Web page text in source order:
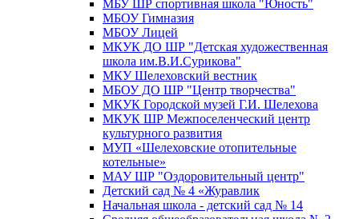
МБУ ШР спортивная школа "Юность"
МБОУ Гимназия
МБОУ Лицей
МКУК ДО ШР "Детская художественная
школа им.В.И.Сурикова"
МКУ Шелеховский вестник
МБОУ ДО ШР "Центр творчества"
МКУК Городской музей Г.И. Шелехова
МКУК ШР Межпоселенческий центр
культурного развития
МУП «Шелеховские отопительные
котельные»
МАУ ШР "Оздоровительный центр"
Детский сад № 4 «Журавлик
Начальная школа - детский сад № 14